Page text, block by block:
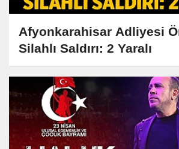
Afyonkarahisar Adliyesi
Silahlı Saldırı: 2 Yaralı